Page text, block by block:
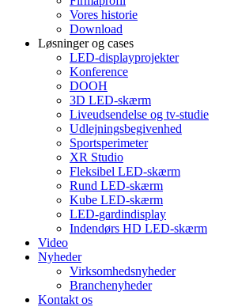
Vores historie
Download
Løsninger og cases
LED-displayprojekter
Konference
DOOH
3D LED-skærm
Liveudsendelse og tv-studie
Udlejningsbegivenhed
Sportsperimeter
XR Studio
Fleksibel LED-skærm
Rund LED-skærm
Kube LED-skærm
LED-gardindisplay
Indendørs HD LED-skærm
Video
Nyheder
Virksomhedsnyheder
Branchenyheder
Kontakt os